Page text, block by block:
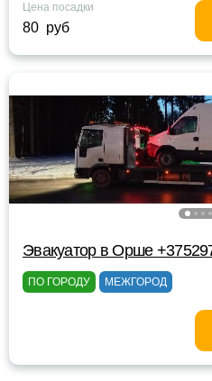
Цена посадки
80 руб
Эвакуатор в Орше
ПО ГОРОДУ МЕЖГОРОД